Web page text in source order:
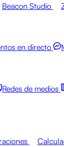
Beacon Studio
en directo
Redes de medios